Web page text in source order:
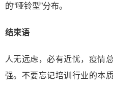
的“哑铃型”分布。
结束语
人无远虑，必有近忧，疫情
强。不要忘记培训行业的本